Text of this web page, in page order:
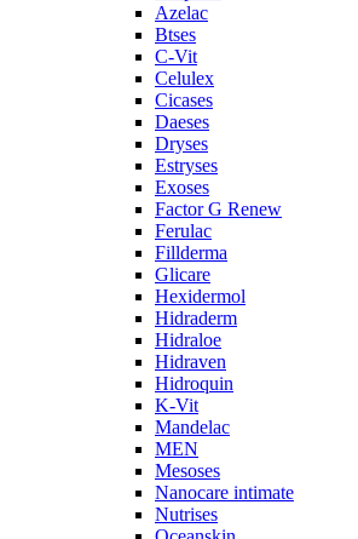
Azelac
Btses
C-Vit
Celulex
Cicases
Daeses
Dryses
Estryses
Exoses
Factor G Renew
Ferulac
Fillderma
Glicare
Hexidermol
Hidraderm
Hidraloe
Hidraven
Hidroquin
K-Vit
Mandelac
MEN
Mesoses
Nanocare intimate
Nutrises